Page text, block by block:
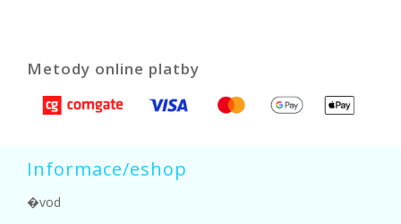
Metody online platby
Informace/eshop
�vod